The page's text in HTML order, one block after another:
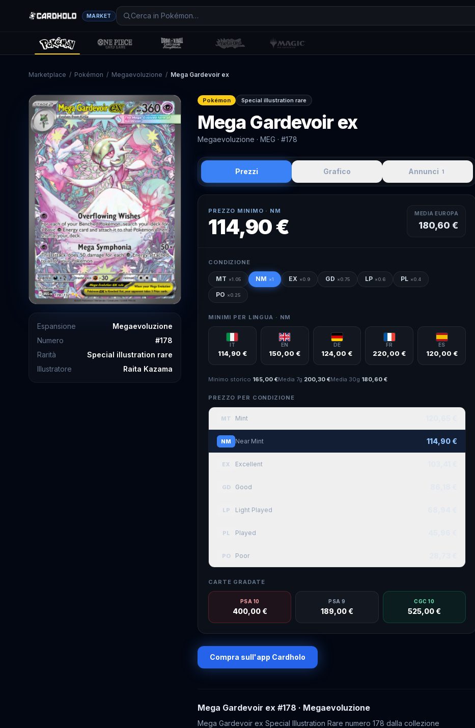
MARKET
Marketplace / Pokémon / Megaevoluzione / Mega Gardevoir ex
Espansione
Megaevoluzione
Numero
#178
Rarità
Special illustration rare
Illustratore
Raita Kazama
Pokémon Special illustration rare
Mega Gardevoir ex
Megaevoluzione · MEG · #178
Prezzi Grafico Annunci 1
PREZZO MINIMO · NM
114,90 €
MEDIA EUROPA
180,60 €
CONDIZIONE
MT ×1.05 NM ×1 EX ×0.9 GD ×0.75 LP ×0.6 PL ×0.4
PO ×0.25
MINIMI PER LINGUA · NM
IT
114,90 €
EN
150,00 €
DE
124,00 €
FR
220,00 €
ES
120,00 €
Minimo storico 165,00 €Media 7g 200,30 €Media 30g 180,60 €
PREZZO PER CONDIZIONE
MT Mint
NM Near Mint 114,90 €
EX Excellent
GD Good
LP Light Played
PL Played
PO Poor
CARTE GRADATE
PSA 10
400,00 €
PSA 9
189,00 €
CGC 10
525,00 €
Compra sull'app Cardholo
Mega Gardevoir ex #178 · Megaevoluzione
Mega Gardevoir ex Special Illustration Rare numero 178 dalla collezione